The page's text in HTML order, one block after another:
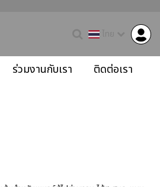
ร่วมงานกับเรา ติดต่อเรา